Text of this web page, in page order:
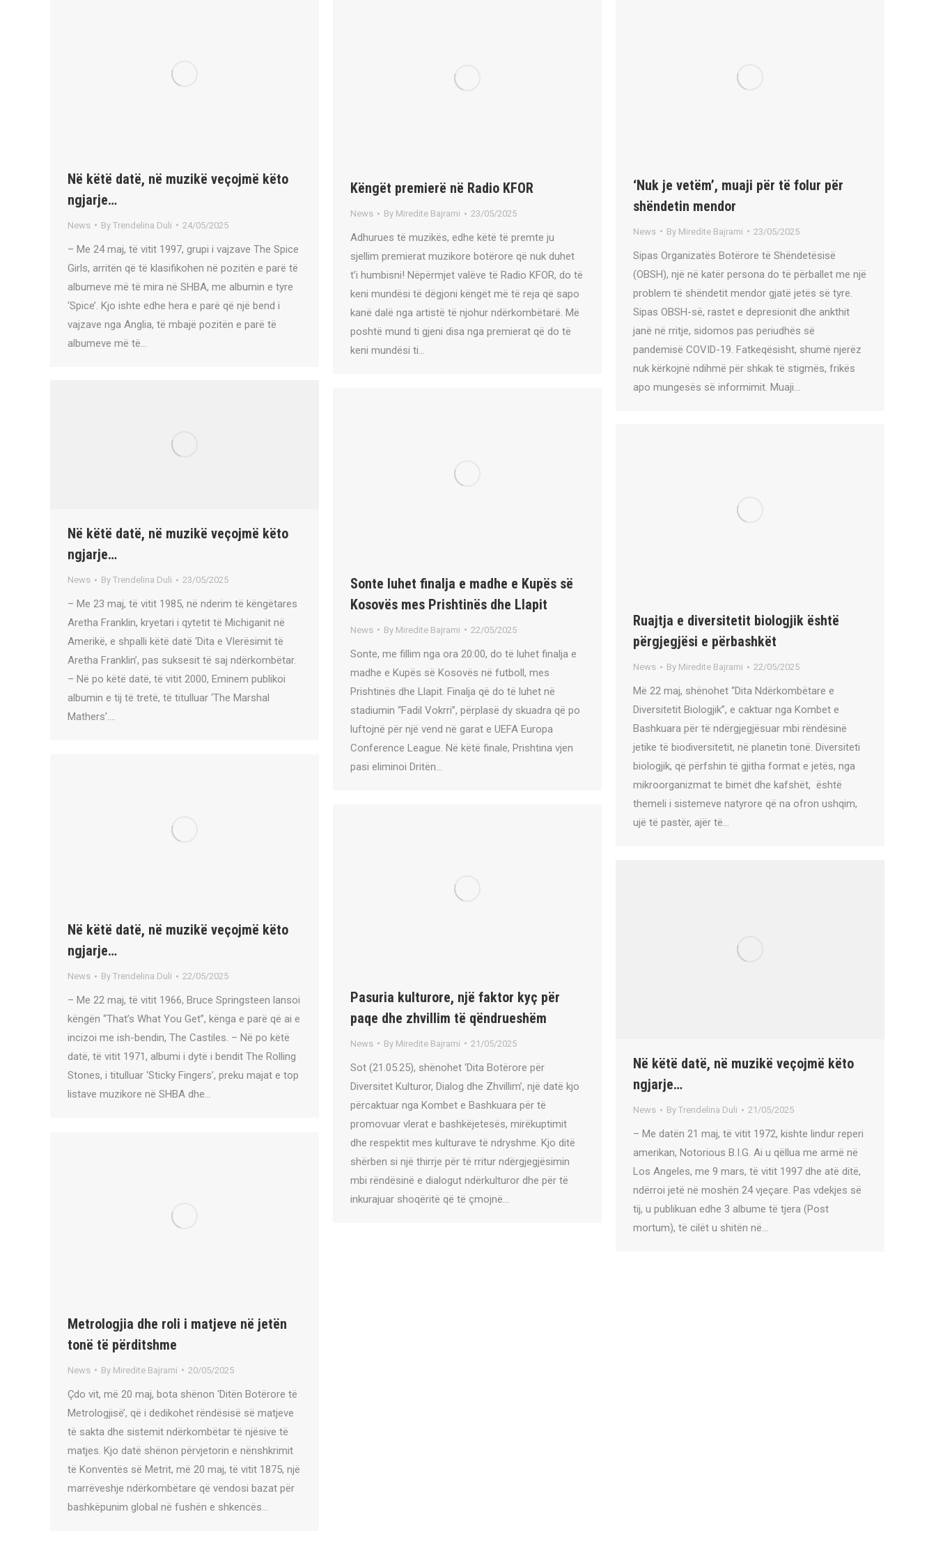
Në këtë datë, në muzikë veçojmë këto
ngjarje…
News By Trendelina Duli 24/05/2025
– Me 24 maj, të vitit 1997, grupi i vajzave The Spice
Girls, arritën që të klasifikohen në pozitën e parë të
albumeve më të mira në SHBA, me albumin e tyre
‘Spice’. Kjo ishte edhe hera e parë që një bend i
vajzave nga Anglia, të mbajë pozitën e parë të
albumeve më të…
Këngët premierë në Radio KFOR
News By Miredite Bajrami 23/05/2025
Adhurues të muzikës, edhe këtë të premte ju
sjellim premierat muzikore botërore që nuk duhet
t’i humbisni! Nëpërmjet valëve të Radio KFOR, do të
keni mundësi të dëgjoni këngët më të reja që sapo
kanë dalë nga artistë të njohur ndërkombëtarë. Më
poshtë mund ti gjeni disa nga premierat që do të
keni mundësi ti…
‘Nuk je vetëm’, muaji për të folur për
shëndetin mendor
News By Miredite Bajrami 23/05/2025
Sipas Organizatës Botërore të Shëndetësisë
(OBSH), një në katër persona do të përballet me një
problem të shëndetit mendor gjatë jetës së tyre.
Sipas OBSH-së, rastet e depresionit dhe ankthit
janë në rritje, sidomos pas periudhës së
pandemisë COVID-19. Fatkeqësisht, shumë njerëz
nuk kërkojnë ndihmë për shkak të stigmës, frikës
apo mungesës së informimit. Muaji…
Në këtë datë, në muzikë veçojmë këto
ngjarje…
News By Trendelina Duli 23/05/2025
– Me 23 maj, të vitit 1985, në nderim të këngëtares
Aretha Franklin, kryetari i qytetit të Michiganit në
Amerikë, e shpalli këtë datë ‘Dita e Vlerësimit të
Aretha Franklin’, pas suksesit të saj ndërkombëtar.
– Në po këtë datë, të vitit 2000, Eminem publikoi
albumin e tij të tretë, të titulluar ‘The Marshal
Mathers’.…
Sonte luhet finalja e madhe e Kupës së
Kosovës mes Prishtinës dhe Llapit
News By Miredite Bajrami 22/05/2025
Sonte, me fillim nga ora 20:00, do të luhet finalja e
madhe e Kupës së Kosovës në futboll, mes
Prishtinës dhe Llapit. Finalja që do të luhet në
stadiumin “Fadil Vokrri”, përplasë dy skuadra që po
luftojnë për një vend në garat e UEFA Europa
Conference League. Në këtë finale, Prishtina vjen
pasi eliminoi Dritën…
Ruajtja e diversitetit biologjik është
përgjegjësi e përbashkët
News By Miredite Bajrami 22/05/2025
Më 22 maj, shënohet “Dita Ndërkombëtare e
Diversitetit Biologjik”, e caktuar nga Kombet e
Bashkuara për të ndërgjegjësuar mbi rëndësinë
jetike të biodiversitetit, në planetin tonë. Diversiteti
biologjik, që përfshin të gjitha format e jetës, nga
mikroorganizmat te bimët dhe kafshët, është
themeli i sistemeve natyrore që na ofron ushqim,
ujë të pastër, ajër të…
Në këtë datë, në muzikë veçojmë këto
ngjarje…
News By Trendelina Duli 22/05/2025
– Me 22 maj, të vitit 1966, Bruce Springsteen lansoi
këngën “That’s What You Get”, kënga e parë që ai e
incizoi me ish-bendin, The Castiles. – Në po këtë
datë, të vitit 1971, albumi i dytë i bendit The Rolling
Stones, i titulluar ‘Sticky Fingers’, preku majat e top
listave muzikore në SHBA dhe…
Pasuria kulturore, një faktor kyç për
paqe dhe zhvillim të qëndrueshëm
News By Miredite Bajrami 21/05/2025
Sot (21.05.25), shënohet ‘Dita Botërore për
Diversitet Kulturor, Dialog dhe Zhvillim’, një datë kjo
përcaktuar nga Kombet e Bashkuara për të
promovuar vlerat e bashkëjetesës, mirëkuptimit
dhe respektit mes kulturave të ndryshme. Kjo ditë
shërben si një thirrje për të rritur ndërgjegjësimin
mbi rëndësinë e dialogut ndërkulturor dhe për të
inkurajuar shoqëritë që të çmojnë…
Në këtë datë, në muzikë veçojmë këto
ngjarje…
News By Trendelina Duli 21/05/2025
– Me datën 21 maj, të vitit 1972, kishte lindur reperi
amerikan, Notorious B.I.G. Ai u qëllua me armë në
Los Angeles, me 9 mars, të vitit 1997 dhe atë ditë,
ndërroi jetë në moshën 24 vjeçare. Pas vdekjes së
tij, u publikuan edhe 3 albume të tjera (Post
mortum), të cilët u shitën në…
Metrologjia dhe roli i matjeve në jetën
tonë të përditshme
News By Miredite Bajrami 20/05/2025
Çdo vit, më 20 maj, bota shënon ‘Ditën Botërore të
Metrologjisë’, që i dedikohet rëndësisë së matjeve
të sakta dhe sistemit ndërkombëtar të njësive të
matjes. Kjo datë shënon përvjetorin e nënshkrimit
të Konventës së Metrit, më 20 maj, të vitit 1875, një
marrëveshje ndërkombëtare që vendosi bazat për
bashkëpunim global në fushën e shkencës…